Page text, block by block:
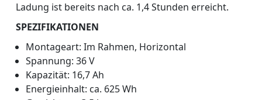
Ladung ist bereits nach ca. 1,4 Stunden erreicht.
SPEZIFIKATIONEN
Montageart: Im Rahmen, Horizontal
Spannung: 36 V
Kapazität: 16,7 Ah
Energieinhalt: ca. 625 Wh